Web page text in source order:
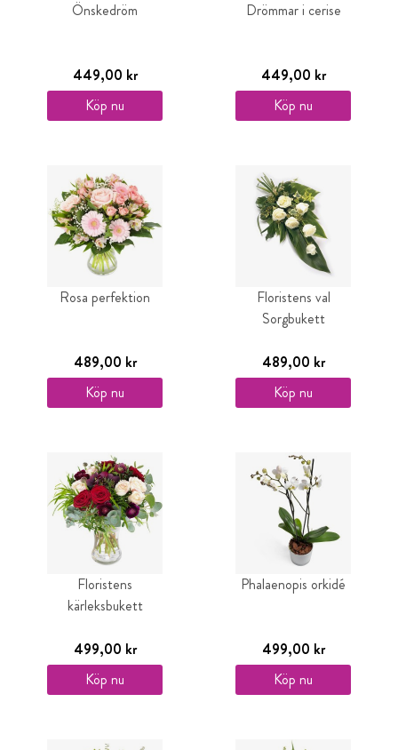
Önskedröm
449,00 kr
Köp nu
Drömmar i cerise
449,00 kr
Köp nu
Rosa perfektion
489,00 kr
Köp nu
Floristens val
Sorgbukett
489,00 kr
Köp nu
Floristens
kärleksbukett
499,00 kr
Köp nu
Phalaenopis orkidé
499,00 kr
Köp nu